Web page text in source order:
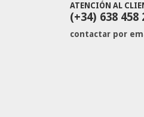
ATENCIÓN AL
(+34) 638 458
contactar por